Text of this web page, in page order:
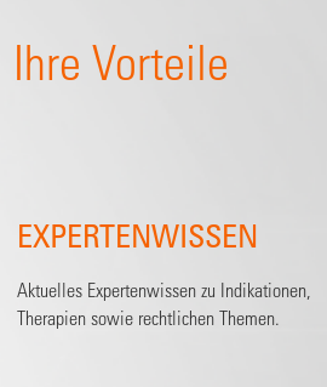
Ihre Vorteile
EXPERTENWISSEN
Aktuelles Expertenwissen zu Indikationen,
Therapien sowie rechtlichen Themen.